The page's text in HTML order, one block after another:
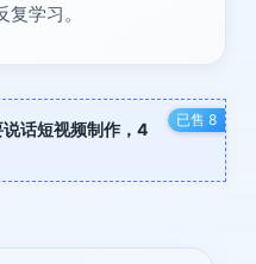
学习。
已售 8
话短视频制作，4